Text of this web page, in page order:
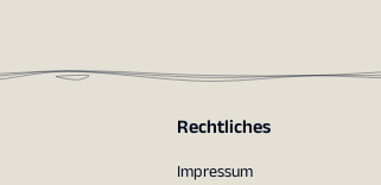
Rechtliches
Impressum